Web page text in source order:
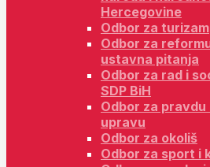
Hercegovine
Odbor za turizam
Odbor za
ustavna pitanja
Odbor za rad i
SDP BiH
Odbor za pravdu
upravu
Odbor za okoliš
Odbor za sport i